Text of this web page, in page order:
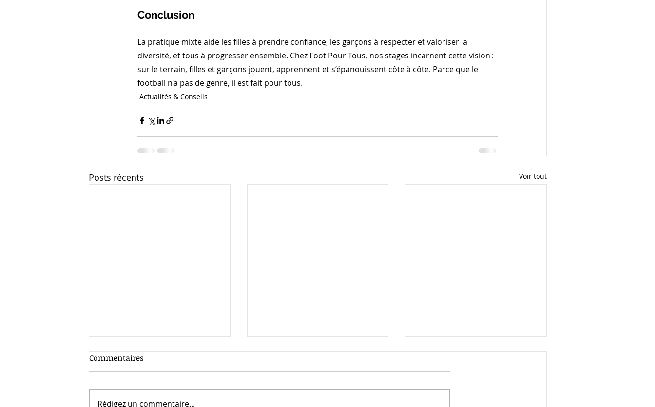
Conclusion
La pratique mixte aide les filles à prendre confiance, les garçons à respecter et valoriser la
diversité, et tous à progresser ensemble. Chez Foot Pour Tous, nos stages incarnent cette vision :
sur le terrain, filles et garçons jouent, apprennent et s’épanouissent côte à côte. Parce que le
football n’a pas de genre, il est fait pour tous.
Actualités & Conseils
Posts récents Voir tout
Commentaires
Rédigez un commentaire...